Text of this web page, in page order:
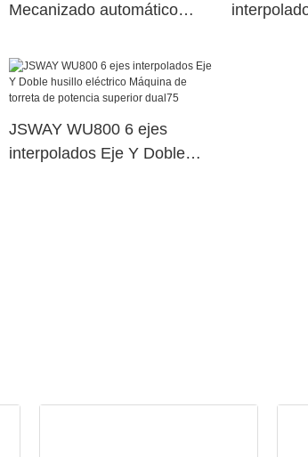
Mecanizado automático
máquina CNC C20 con
contrapesado1
JSWAY WU800 6 ejes
interpolados Eje Y Doble